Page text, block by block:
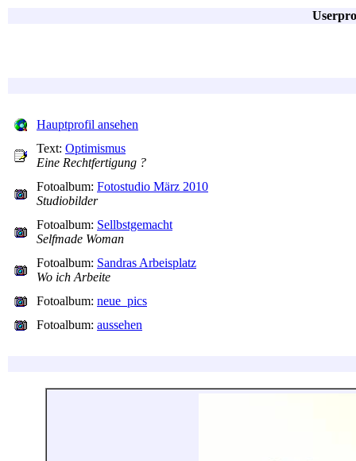
Hauptprofil ansehen
Text: Optimismus
Eine Rechtfertigung ?
Fotoalbum: Fotostudio März 2010
Studiobilder
Fotoalbum: Sellbstgemacht
Selfmade Woman
Fotoalbum: Sandras Arbeisplatz
Wo ich Arbeite
Fotoalbum: neue_pics
Fotoalbum: aussehen